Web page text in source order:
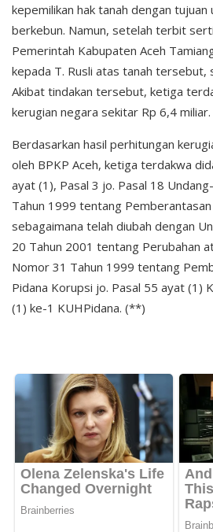
kepemilikan hak tanah dengan
berkebun. Namun, setelah terbit
Pemerintah Kabupaten Aceh
kepada T. Rusli atas tanah tersebut,
Akibat tindakan tersebut, ketiga
kerugian negara sekitar Rp 6,4 miliar.
Berdasarkan hasil perhitungan
oleh BPKP Aceh, ketiga terdakwa
ayat (1), Pasal 3 jo. Pasal 18
Tahun 1999 tentang
sebagaimana telah diubah dengan
20 Tahun 2001 tentang Perubahan
Nomor 31 Tahun 1999 tentang
Pidana Korupsi jo. Pasal 55 ayat (1)
(1) ke-1 KUHPidana. (**)